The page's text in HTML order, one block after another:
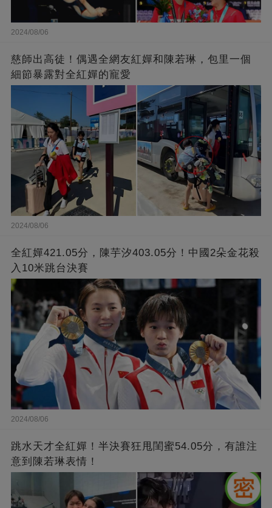
2024/08/06
慈師出高徒！偶遇全網友紅嬋和陳若琳，包里一個
細節暴露對全紅嬋的寵愛
2024/08/06
全紅嬋421.05分，陳芋汐403.05分！中國2朵金花殺
入10米跳台決賽
2024/08/06
跳水天才全紅嬋！半決賽狂甩閨蜜54.05分，有誰注
意到陳若琳表情！